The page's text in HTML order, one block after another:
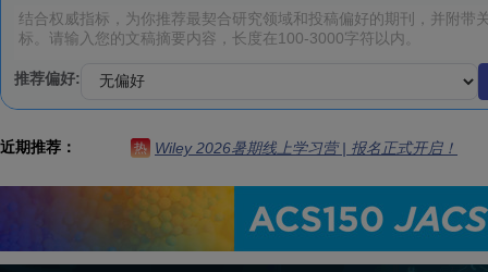
推荐偏好:
近期推荐： 热 Wiley 2026暑期线上学习营 | 报名正式开启！